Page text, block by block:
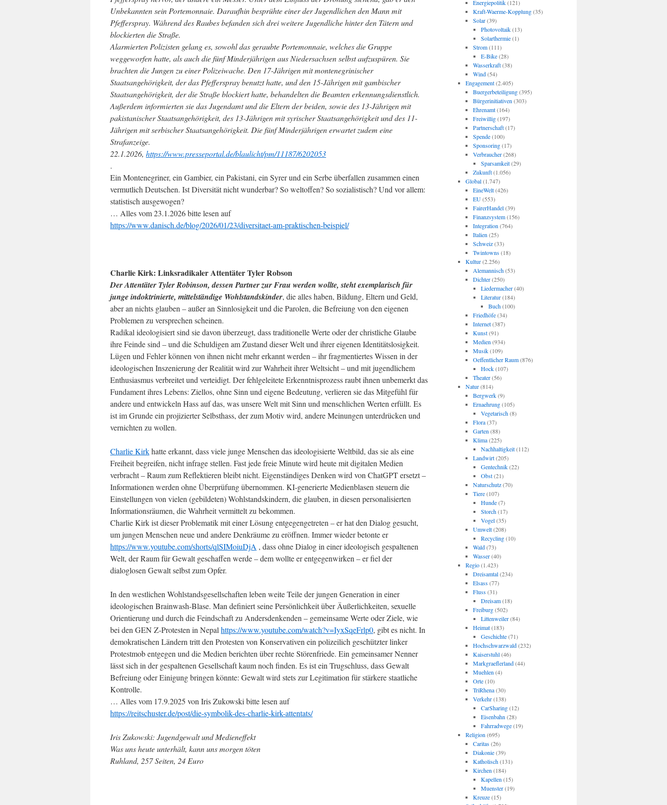
Unbekannten sein Portemonnaie. Daraufhin besprühte einer der Jugendlichen den Mann mit
Pfefferspray. Während des Raubes befanden sich drei weitere Jugendliche hinter den Tätern und
blockierten die Straße.
Alarmierten Polizisten gelang es, sowohl das geraubte Portemonnaie, welches die Gruppe
weggeworfen hatte, als auch die fünf Minderjährigen aus Niedersachsen selbst aufzuspüren. Sie
brachten die Jungen zu einer Polizeiwache. Den 17-Jährigen mit montenegrinischer
Staatsangehörigkeit, der das Pfefferspray benutzt hatte, und den 15-Jährigen mit gambischer
Staatsangehörigkeit, der die Straße blockiert hatte, behandelten die Beamten erkennungsdienstlich.
Außerdem informierten sie das Jugendamt und die Eltern der beiden, sowie des 13-Jährigen mit
pakistanischer Staatsangehörigkeit, des 13-Jährigen mit syrischer Staatsangehörigkeit und des 11-
Jährigen mit serbischer Staatsangehörigkeit. Die fünf Minderjährigen erwartet zudem eine
Strafanzeige.
22.1.2026, https://www.presseportal.de/blaulicht/pm/11187/6202053
.
Ein Montenegriner, ein Gambier, ein Pakistani, ein Syrer und ein Serbe überfallen zusammen einen
vermutlich Deutschen. Ist Diversität nicht wunderbar? So weltoffen? So sozialistisch? Und vor allem:
statistisch ausgewogen?
… Alles vom 23.1.2026 bitte lesen auf
https://www.danisch.de/blog/2026/01/23/diversitaet-am-praktischen-beispiel/
Charlie Kirk: Linksradikaler Attentäter Tyler Robson
Der Attentäter Tyler Robinson, dessen Partner zur Frau werden wollte, steht exemplarisch für
junge indoktrinierte, mittelständige Wohlstandskinder, die alles haben, Bildung, Eltern und Geld,
aber an nichts glauben – außer an Sinnlosigkeit und die Parolen, die Befreiung von den eigenen
Problemen zu versprechen scheinen.
Radikal ideologisiert sind sie davon überzeugt, dass traditionelle Werte oder der christliche Glaube
ihre Feinde sind – und die Schuldigen am Zustand dieser Welt und ihrer eigenen Identitätslosigkeit.
Lügen und Fehler können von ihnen nicht mehr erkannt werden – ihr fragmentiertes Wissen in der
ideologischen Inszenierung der Realität wird zur Wahrheit ihrer Weltsicht – und mit jugendlichem
Enthusiasmus verbreitet und verteidigt. Der fehlgeleitete Erkenntnisprozess raubt ihnen unbemerkt das
Fundament ihres Lebens: Ziellos, ohne Sinn und eigene Bedeutung, verlieren sie das Mitgefühl für
andere und entwickeln Hass auf das, was unsere Welt mit Sinn und menschlichen Werten erfüllt. Es
ist im Grunde ein projizierter Selbsthass, der zum Motiv wird, andere Meinungen unterdrücken und
vernichten zu wollen.
Charlie Kirkhatte erkannt, dass viele junge Menschen das ideologisierte Weltbild, das sie als eine
Freiheit begreifen, nicht infrage stellen. Fast jede freie Minute wird heute mit digitalen Medien
verbracht – Raum zum Reflektieren bleibt nicht. Eigenständiges Denken wird von ChatGPT ersetzt –
Informationen werden ohne Überprüfung übernommen. KI-generierte Medienblasen steuern die
Einstellungen von vielen (gebildeten) Wohlstandskindern, die glauben, in diesen personalisierten
Informationsräumen, die Wahrheit vermittelt zu bekommen.
Charlie Kirk ist dieser Problematik mit einer Lösung entgegengetreten – er hat den Dialog gesucht,
um jungen Menschen neue und andere Denkräume zu eröffnen. Immer wieder betonte er
https://www.youtube.com/shorts/qlSIMoiuDjA , dass ohne Dialog in einer ideologisch gespaltenen
Welt, der Raum für Gewalt geschaffen werde – dem wollte er entgegenwirken – er fiel der
dialoglosen Gewalt selbst zum Opfer.
In den westlichen Wohlstandsgesellschaften leben weite Teile der jungen Generation in einer
ideologischen Brainwash-Blase. Man definiert seine Persönlichkeit über Äußerlichkeiten, sexuelle
Orientierung und durch die Feindschaft zu Andersdenkenden – gemeinsame Werte oder Ziele, wie
bei den GEN Z-Protesten in Nepalhttps://www.youtube.com/watch?v=IyxSqeFrlp0, gibt es nicht. In
demokratischen Ländern tritt den Protesten von Konservativen ein polizeilich geschützter linker
Protestmob entgegen und die Medien berichten über rechte Störenfriede. Ein gemeinsamer Nenner
lässt sich in der gespaltenen Gesellschaft kaum noch finden. Es ist ein Trugschluss, dass Gewalt
Befreiung oder Einigung bringen könnte: Gewalt wird stets zur Legitimation für stärkere staatliche
Kontrolle.
… Alles vom 17.9.2025 von Iris Zukowski bitte lesen auf
https://reitschuster.de/post/die-symbolik-des-charlie-kirk-attentats/
Iris Zukowski: Jugendgewalt und Medieneffekt
Was uns heute unterhält, kann uns morgen töten
Ruhland, 257 Seiten, 24 Euro
Energiepolitik(121)
Kraft-Waerme-Kopplung(35)
Solar(39)
Photovoltaik(13)
Solarthermie(1)
Strom(111)
E-Bike(28)
Wasserkraft(38)
Wind(54)
Engagement(2.405)
Buergerbeteiligung(395)
Bürgerinitiativen (303)
Ehrenamt(164)
Freiwillig(197)
Partnerschaft(17)
Spende(100)
Sponsoring(17)
Verbraucher(268)
Sparsamkeit(29)
Zukunft(1.056)
Global(1.747)
EineWelt(426)
EU(553)
FairerHandel(39)
Finanzsystem(156)
Integration (764)
Italien (25)
Schweiz(33)
Twintowns(18)
Kultur(2.256)
Alemannisch(53)
Dichter(250)
Liedermacher(40)
Literatur(184)
Buch(100)
Friedhöfe(34)
Internet(387)
Kunst(91)
Medien (934)
Musik(109)
Oeffentlicher Raum(876)
Hock(107)
Theater(56)
Natur(814)
Bergwerk(9)
Ernaehrung(105)
Vegetarisch(8)
Flora(37)
Garten (88)
Klima(225)
Nachhaltigkeit(112)
Landwirt(205)
Gentechnik(22)
Obst(21)
Naturschutz(70)
Tiere(107)
Hunde(7)
Storch(17)
Vogel(35)
Umwelt(208)
Recycling(10)
Wald(73)
Wasser(40)
Regio(1.423)
Dreisamtal(234)
Elsass(77)
Fluss(31)
Dreisam(18)
Freiburg(502)
Littenweiler(84)
Heimat(183)
Geschichte(71)
Hochschwarzwald(232)
Kaiserstuhl(46)
Markgraeflerland(44)
Muehlen (4)
Orte(10)
TriRhena(30)
Verkehr(138)
CarSharing(12)
Eisenbahn (28)
Fahrradwege(19)
Religion (695)
Caritas(26)
Diakonie(39)
Katholisch(131)
Kirchen (184)
Kapellen (15)
Muenster(19)
Kreuze(15)